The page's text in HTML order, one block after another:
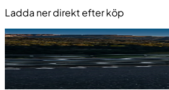
Ladda ner direkt efter köp